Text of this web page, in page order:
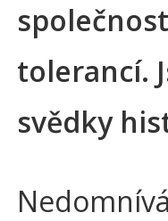
tolerancí.
svědky